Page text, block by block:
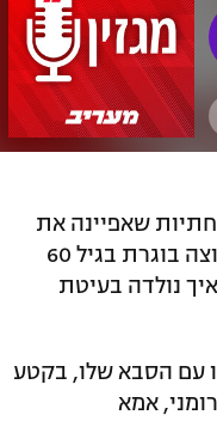
שאפיינה את
הקבוצות של מכבי נתניה, מה שכנע אותו לעבור ממחלקת נוער לאימון קבוצה בוגרת בגיל 60
נולדה בעיטת
עם הסבא שלו, בקטע
אמא